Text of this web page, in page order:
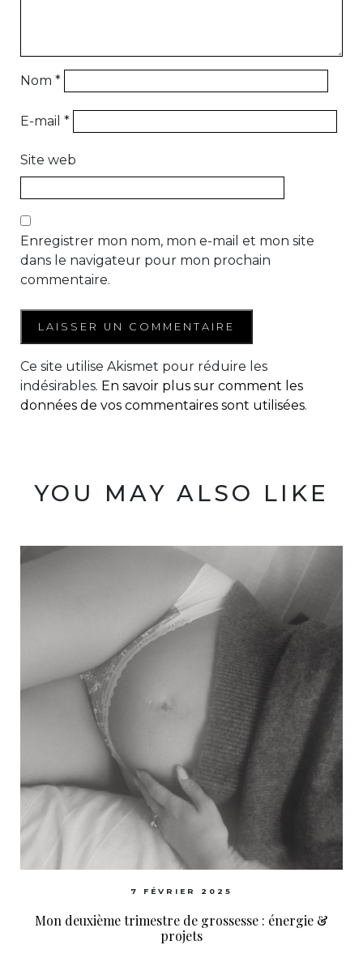
Nom *
E-mail *
Site web
Enregistrer mon nom, mon e-mail et mon site
dans le navigateur pour mon prochain
commentaire.
Ce site utilise Akismet pour réduire les
indésirables. En savoir plus sur comment les
données de vos commentaires sont utilisées.
YOU MAY ALSO LIKE
7 FÉVRIER 2025
Mon deuxième trimestre de grossesse : énergie &
projets